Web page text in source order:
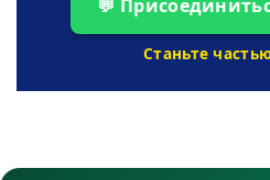
💬
Станьте